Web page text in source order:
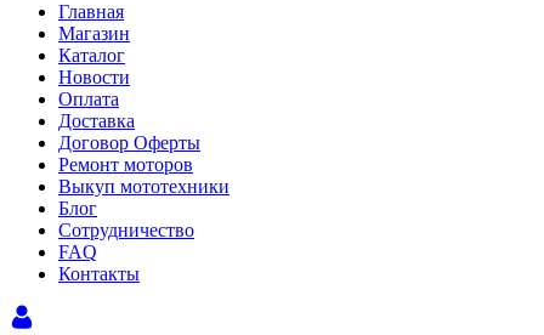
Главная
Магазин
Каталог
Новости
Оплата
Доставка
Договор Оферты
Ремонт моторов
Выкуп мототехники
Блог
Сотрудничество
FAQ
Контакты